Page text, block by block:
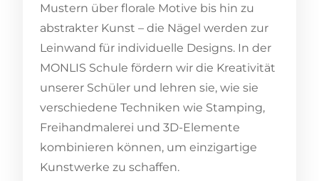
Mustern über florale Motive bis hin zu
abstrakter Kunst – die Nägel werden zur
Leinwand für individuelle Designs. In der
MONLIS Schule fördern wir die Kreativität
unserer Schüler und lehren sie, wie sie
verschiedene Techniken wie Stamping,
Freihandmalerei und 3D-Elemente
kombinieren können, um einzigartige
Kunstwerke zu schaffen.